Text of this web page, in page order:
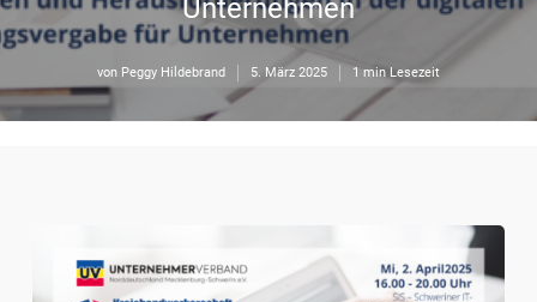
Unternehmen
von Peggy Hildebrand 5. März 2025 1 min Lesezeit